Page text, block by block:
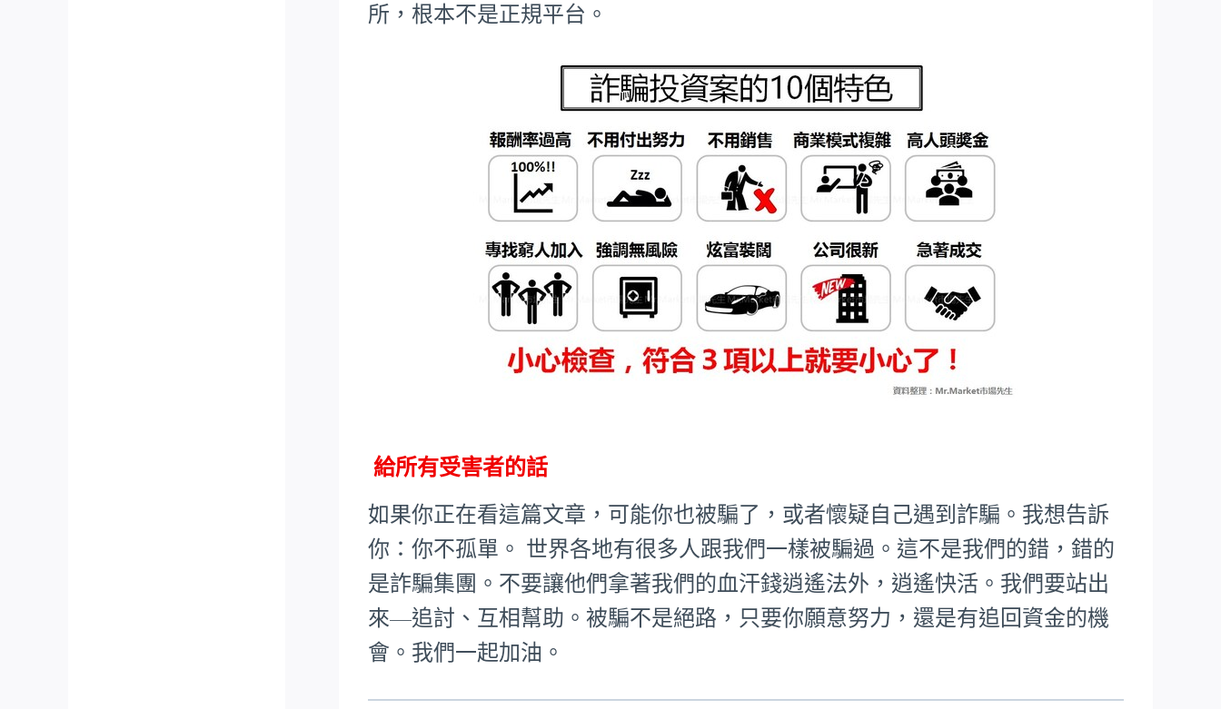
所，根本不是正規平台。
給所有受害者的話
如果你正在看這篇文章，可能你也被騙了，或者懷疑自己遇到詐騙。我想告訴
你：你不孤單。 世界各地有很多人跟我們一樣被騙過。這不是我們的錯，錯的
是詐騙集團。不要讓他們拿著我們的血汗錢逍遙法外，逍遙快活。我們要站出
來—追討、互相幫助。被騙不是絕路，只要你願意努力，還是有追回資金的機
會。我們一起加油。